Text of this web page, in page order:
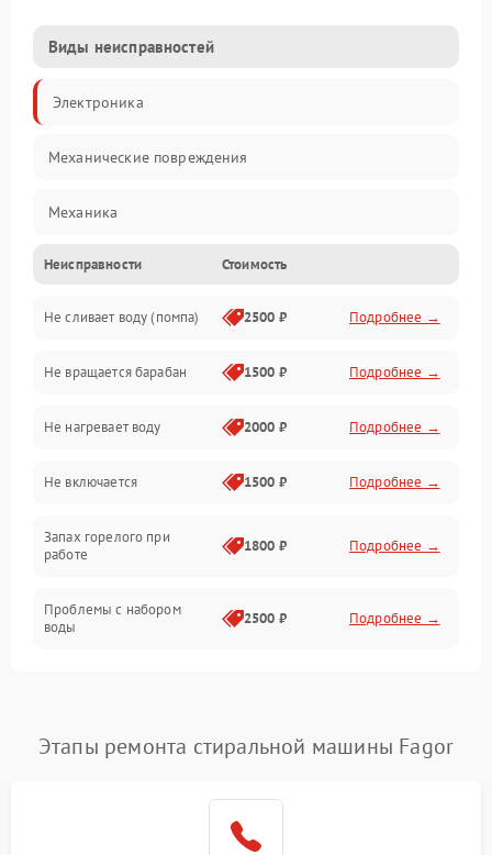
Виды неисправностей
Электроника
Механические повреждения
Механика
Электропитание
Водоснабжение
Слив
Программное обеспечение
Неисправности Стоимость
Не сливает воду (помпа) 2500 ₽ Подробнее →
Не вращается барабан 1500 ₽ Подробнее →
Не нагревает воду 2000 ₽ Подробнее →
Не включается 1500 ₽ Подробнее →
Запах горелого при
работе
1800 ₽ Подробнее →
Проблемы с набором
воды
2500 ₽ Подробнее →
Замена платы управления Подробнее →
Этапы ремонта стиральной машины Fagor